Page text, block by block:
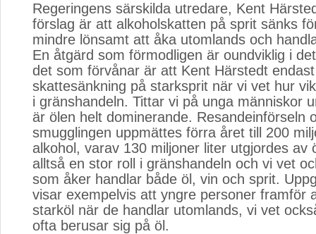
Regeringens särskilda utredare, Kent
förslag är att alkoholskatten på sprit sänks
mindre lönsamt att åka utomlands och
En åtgärd som förmodligen är oundviklig i
det som förvånar är att Kent Härstedt
skattesänkning på starksprit när vi vet hur
i gränshandeln. Tittar vi på unga människor
är ölen helt dominerande. Resandeinförseln
smugglingen uppmättes förra året till 200
alkohol, varav 130 miljoner liter utgjordes av
alltså en stor roll i gränshandeln och vi vet
som åker handlar både öl, vin och sprit.
visar exempelvis att yngre personer framför
starköl när de handlar utomlands, vi vet
ofta berusar sig på öl.